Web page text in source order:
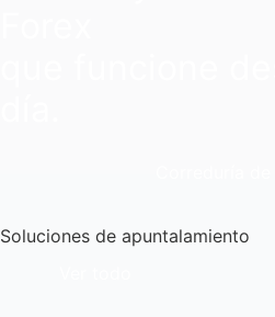
Soluciones de apuntalamiento